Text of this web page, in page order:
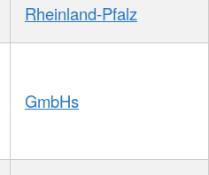
Rheinland-Pfalz
GmbHs